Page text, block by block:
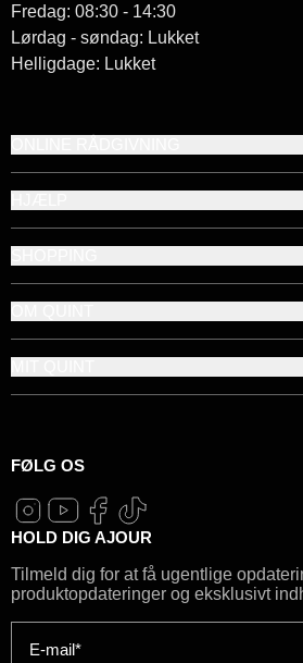
Fredag: 08:30 - 14:30
Lørdag - søndag: Lukket
Helligdage: Lukket
FØLG OS
HOLD DIG AJOUR
Tilmeld dig for at få ugentlige
produktopdateringer og eksklusivt
E-mail*